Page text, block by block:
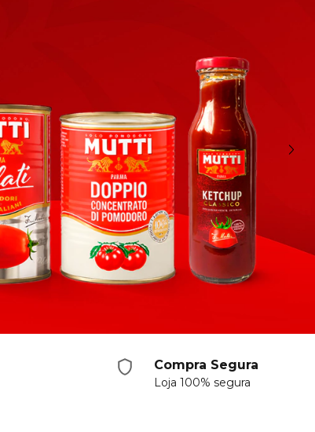
Compra Segura
Loja 100% segura